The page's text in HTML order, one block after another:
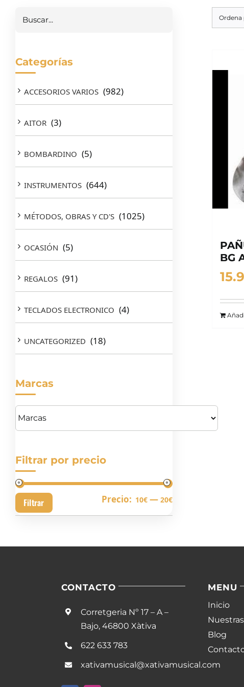
BG
Categorías
ACCESORIOS VARIOS (982)
AITOR (3)
BOMBARDINO (5)
INSTRUMENTOS (644)
MÉTODOS, OBRAS Y CD'S (1025)
OCASIÓN (5)
REGALOS (91)
TECLADOS ELECTRONICO (4)
UNCATEGORIZED (18)
Marcas
Filtrar por precio
Precio
Precio
Filtrar Precio: 10€ —20€
CONTACTO
Corretgeria Nº 17 – A –
Bajo, 46800 Xàtiva
622 633 783
xativamusical@xativamusical.com
MENU
Inicio
Blog